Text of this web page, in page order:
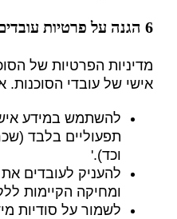
6 הגנה על פרטיות עובדים
מדיניות הפרטיות של
אישי של עובדי הסוכנות.
להשתמש במידע
תפעוליים בלבד
וכד).'
להעניק לעובדים את
ומחיקה הקיימות
לשמור על סודיות